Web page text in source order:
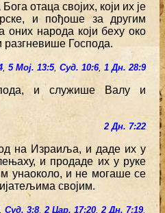
отаца својих, који их је
и пођоше за другим
оних народа који беху око
Господа.
, 5 Мој. 13:5, Суд. 10:6, 1 Дн. 28:9
и служише Валу и
2 Дн. 7:22
на Израиља, и даде их у
и продаде их у руке
унаоколо, и не могаше се
својим.
, Суд. 3:8,2 Цар. 17:20,2 Дн. 7:19,